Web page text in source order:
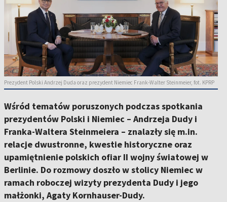
Prezydent Polski Andrzej Duda oraz prezydent Niemiec Frank-Walter Steinmeier, fot. KPRP
Wśród tematów poruszonych podczas spotkania
prezydentów Polski i Niemiec – Andrzeja Dudy i
Franka-Waltera Steinmeiera – znalazły się m.in.
relacje dwustronne, kwestie historyczne oraz
upamiętnienie polskich ofiar II wojny światowej w
Berlinie. Do rozmowy doszło w stolicy Niemiec w
ramach roboczej wizyty prezydenta Dudy i jego
małżonki, Agaty Kornhauser-Dudy.